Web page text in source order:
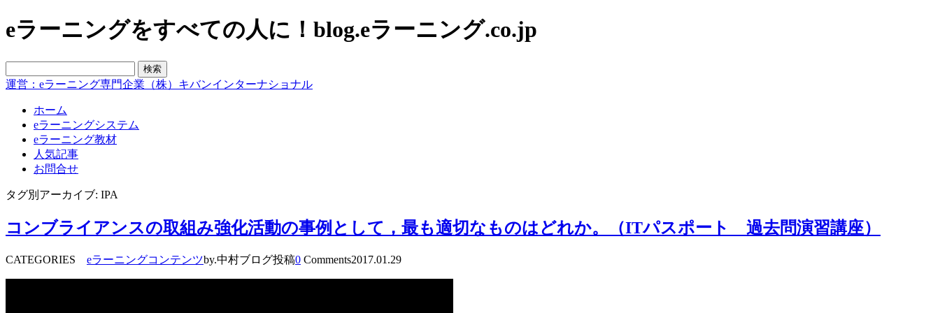
eラーニングをすべての人に！blog.eラーニング.co.jp
運営：eラーニング専門企業（株）キバンインターナショナル
ホーム
eラーニングシステム
eラーニング教材
人気記事
お問合せ
タグ別アーカイブ: IPA
コンブライアンスの取組み強化活動の事例として，最も適切なものはどれか。（ITパスポート 過去問演習講座）
CATEGORIES eラーニングコンテンツby.中村ブログ投稿0 Comments2017.01.29